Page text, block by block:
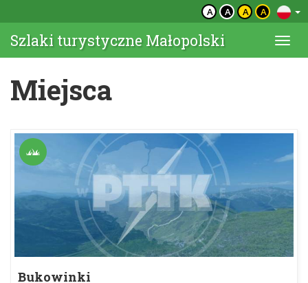
A A A A
Szlaki turystyczne Małopolski
Miejsca
Bukowinki